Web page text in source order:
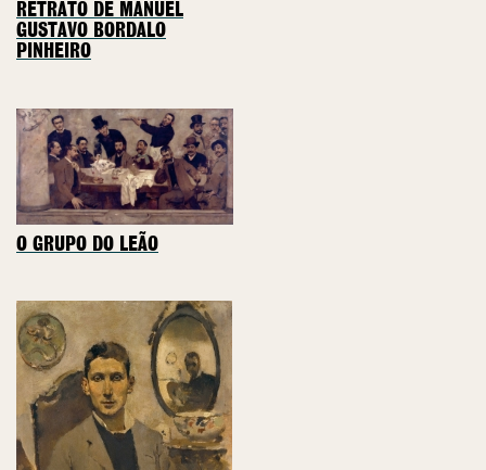
RETRATO DE MANUEL
GUSTAVO BORDALO
PINHEIRO
O GRUPO DO LEÃO